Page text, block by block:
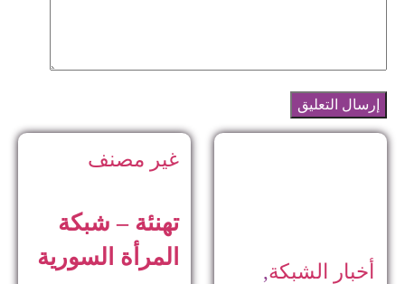
أخبار الشبكة,
غير مصنف
تهنئة – شبكة
المرأة السورية